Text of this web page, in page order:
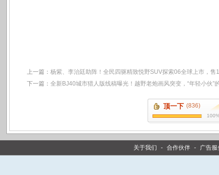
上一篇： 杨紫、李治廷助阵！全民四驱精致悦野SUV探索06全球上市，售
下一篇： 全新BJ40城市猎人版线稿曝光！越野老炮画风突变，“年轻小伙”
顶一下 (836)
关于我们 - 合作伙伴 - 广告服